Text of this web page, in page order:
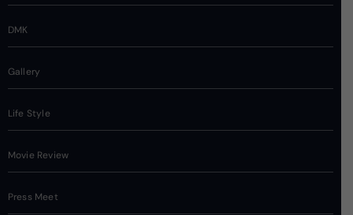
DMK
Gallery
Life Style
Movie Review
Press Meet